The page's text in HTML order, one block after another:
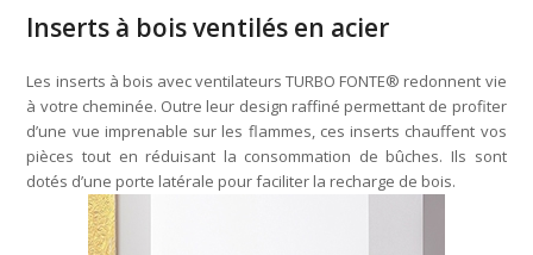
Inserts à bois ventilés en acier
Les inserts à bois avec ventilateurs TURBO FONTE® redonnent vie
à votre cheminée. Outre leur design raffiné permettant de profiter
d’une vue imprenable sur les flammes, ces inserts chauffent vos
pièces tout en réduisant la consommation de bûches. Ils sont
dotés d’une porte latérale pour faciliter la recharge de bois.